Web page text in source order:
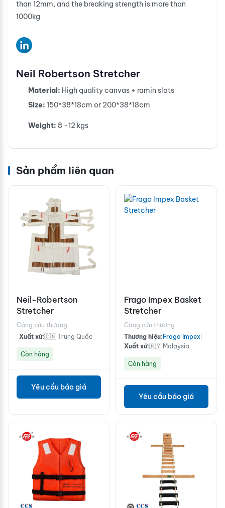
than 12mm, and the breaking strength is more than
1000kg
Neil Robertson Stretcher
Material: High quality canvas + ramin slats
Size: 150*38*18cm or 200*38*18cm
Weight: 8 -12 kgs
Sản phẩm liên quan
Neil-Robertson
Stretcher
Cáng cứu thương
Xuất xứ:🇨🇳 Trung Quốc
Còn hàng
Yêu cầu báo giá
Frago Impex Basket
Stretcher
Cáng cứu thương
Thương hiệu: Frago Impex
Xuất xứ:🇲🇾 Malaysia
Còn hàng
Yêu cầu báo giá